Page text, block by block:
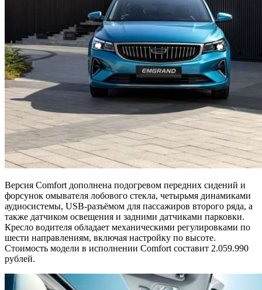
Версия Comfort дополнена подогревом передних сидений и
форсунок омывателя лобового стекла, четырьмя динамиками
аудиосистемы, USB-разъёмом для пассажиров второго ряда, а
также датчиком освещения и задними датчиками парковки.
Кресло водителя обладает механическими регулировками по
шести направлениям, включая настройку по высоте.
Стоимость модели в исполнении Comfort составит 2.059.990
рублей.